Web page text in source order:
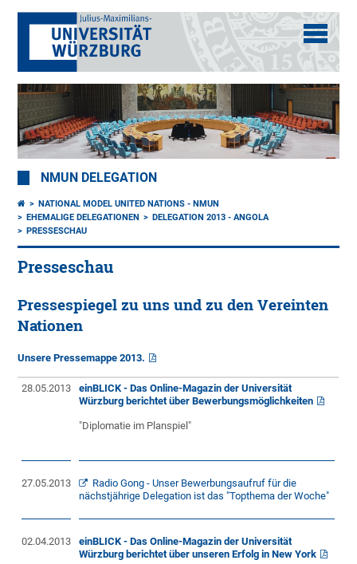
NMUN DELEGATION
NATIONAL MODEL UNITED NATIONS - NMUN
EHEMALIGE DELEGATIONEN
DELEGATION 2013 - ANGOLA
PRESSESCHAU
Presseschau
Pressespiegel zu uns und zu den Vereinten
Nationen
Unsere Pressemappe 2013.
28.05.2013
einBLICK - Das Online-Magazin der Universität
Würzburg berichtet über Bewerbungsmöglichkeiten
"Diplomatie im Planspiel"
27.05.2013
Radio Gong - Unser Bewerbungsaufruf für die
nächstjährige Delegation ist das "Topthema der Woche"
02.04.2013
einBLICK - Das Online-Magazin der Universität
Würzburg berichtet über unseren Erfolg in New York